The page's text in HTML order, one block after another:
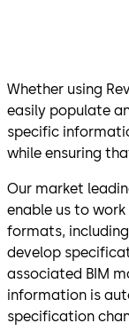
Whether using
easily populate
specific
while ensuring
Our market
enable us to
formats,
develop
associated BIM
information is
specification